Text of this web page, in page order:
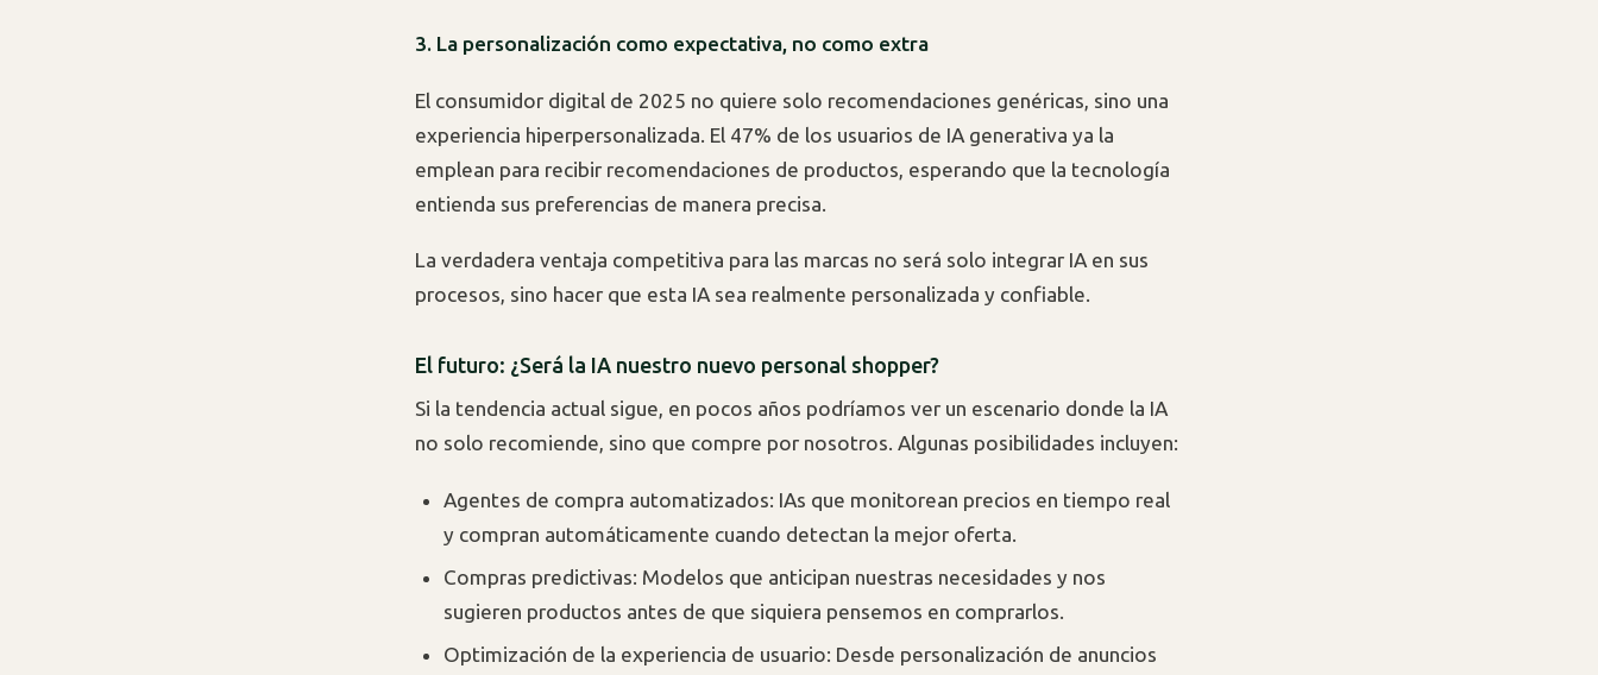
3. La personalización como expectativa, no como extra
El consumidor digital de 2025 no quiere solo recomendaciones genéricas, sino una
experiencia hiperpersonalizada. El 47% de los usuarios de IA generativa ya la
emplean para recibir recomendaciones de productos, esperando que la tecnología
entienda sus preferencias de manera precisa.
La verdadera ventaja competitiva para las marcas no será solo integrar IA en sus
procesos, sino hacer que esta IA sea realmente personalizada y confiable.
El futuro: ¿Será la IA nuestro nuevo personal shopper?
Si la tendencia actual sigue, en pocos años podríamos ver un escenario donde la IA
no solo recomiende, sino que compre por nosotros. Algunas posibilidades incluyen:
Agentes de compra automatizados: IAs que monitorean precios en tiempo real
y compran automáticamente cuando detectan la mejor oferta.
Compras predictivas: Modelos que anticipan nuestras necesidades y nos
sugieren productos antes de que siquiera pensemos en comprarlos.
Optimización de la experiencia de usuario: Desde personalización de anuncios